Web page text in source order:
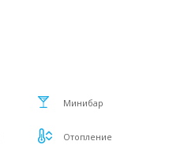
Минибар
Отопление